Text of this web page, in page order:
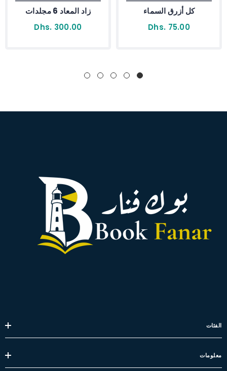
كل أزرق السماء
Dhs. 75.00
زاد المعاد 6 مجلدات
Dhs. 300.00
الفئات
معلومات